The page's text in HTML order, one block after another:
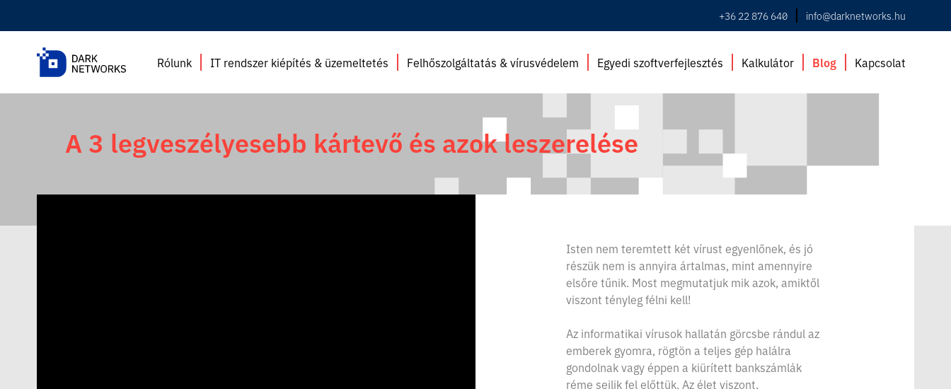
+36 22 876 640 info@darknetworks.hu
Rólunk IT rendszer kiépítés & üzemeltetés Felhőszolgáltatás & vírusvédelem Egyedi szoftverfejlesztés Kalkulátor Blog Kapcsolat
A 3 legveszélyesebb kártevő és azok leszerelése
Isten nem teremtett két vírust egyenlőnek, és jó
részük nem is annyira ártalmas, mint amennyire
elsőre tűnik. Most megmutatjuk mik azok, amiktől
viszont tényleg félni kell!
Az informatikai vírusok hallatán görcsbe rándul az
emberek gyomra, rögtön a teljes gép halálra
gondolnak vagy éppen a kiürített bankszámlák
réme sejlik fel előttük. Az élet viszont,